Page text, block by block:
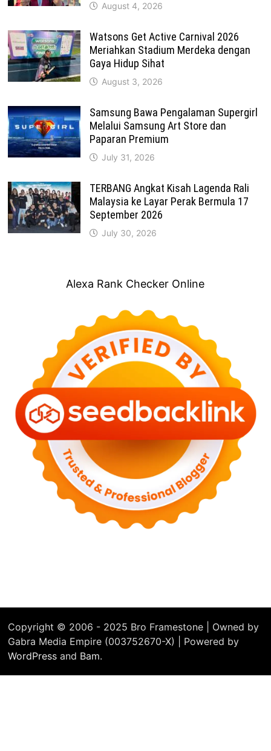
August 4, 2026
Watsons Get Active Carnival 2026
Meriahkan Stadium Merdeka dengan
Gaya Hidup Sihat
August 3, 2026
Samsung Bawa Pengalaman Supergirl
Melalui Samsung Art Store dan
Paparan Premium
July 31, 2026
TERBANG Angkat Kisah Lagenda Rali
Malaysia ke Layar Perak Bermula 17
September 2026
July 30, 2026
Alexa Rank Checker Online
Copyright © 2006 - 2025 Bro Framestone | Owned by
Gabra Media Empire (003752670-X) | Powered by
WordPress and Bam.